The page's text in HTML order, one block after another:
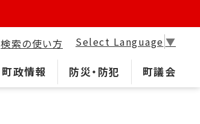
町政情報 防災・防犯 町議会
検索の使い方 Select Language ▼